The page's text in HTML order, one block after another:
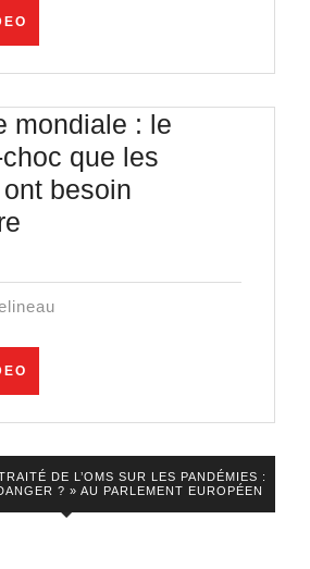
mondiale : le
que les
besoin
mondiale
:
le
discours-
choc
que
les
Français
2022
DE L’OMS SUR LES PANDÉMIES :
? » AU PARLEMENT EUROPÉEN